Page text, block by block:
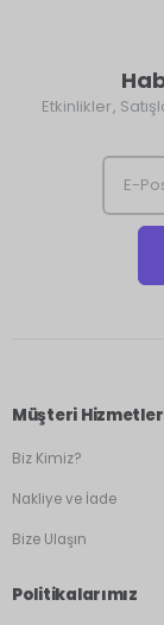
Etkinlikler,
Müşteri
Biz Kimiz?
Nakliye ve İade
Bize Ulaşın
Politikalarımız